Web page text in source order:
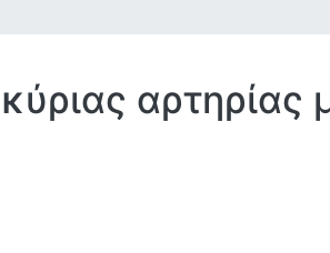
αρτηρίας